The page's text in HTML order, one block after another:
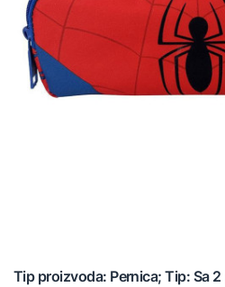
Tip proizvoda: Pernica; Tip: Sa